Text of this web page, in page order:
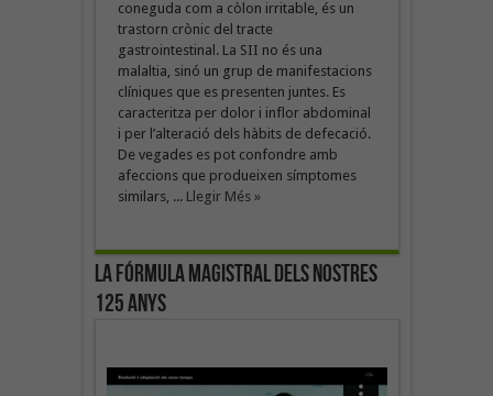
coneguda com a còlon irritable, és un
trastorn crònic del tracte
gastrointestinal. La SII no és una
malaltia, sinó un grup de manifestacions
clíniques que es presenten juntes. Es
caracteritza per dolor i inflor abdominal
i per l’alteració dels hàbits de defecació.
De vegades es pot confondre amb
afeccions que produeixen símptomes
similars, ... Llegir Més »
La fórmula magistral dels nostres
125 anys